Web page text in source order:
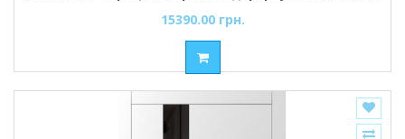
Porte
15390.00 грн.